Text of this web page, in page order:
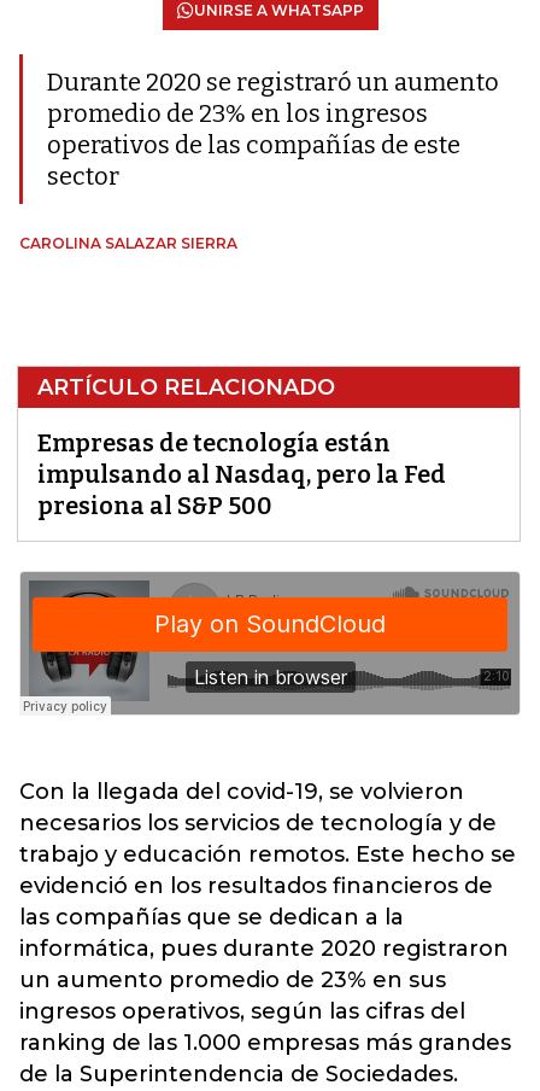
UNIRSE A WHATSAPP
Durante 2020 se registraró un aumento
promedio de 23% en los ingresos
operativos de las compañías de este
sector
CAROLINA SALAZAR SIERRA
ARTÍCULO RELACIONADO
Empresas de tecnología están
impulsando al Nasdaq, pero la Fed
presiona al S&P 500
Con la llegada del covid-19, se volvieron
necesarios los servicios de tecnología y de
trabajo y educación remotos. Este hecho se
evidenció en los resultados financieros de
las compañías que se dedican a la
informática, pues durante 2020 registraron
un aumento promedio de 23% en sus
ingresos operativos, según las cifras del
ranking de las 1.000 empresas más grandes
de la Superintendencia de Sociedades.